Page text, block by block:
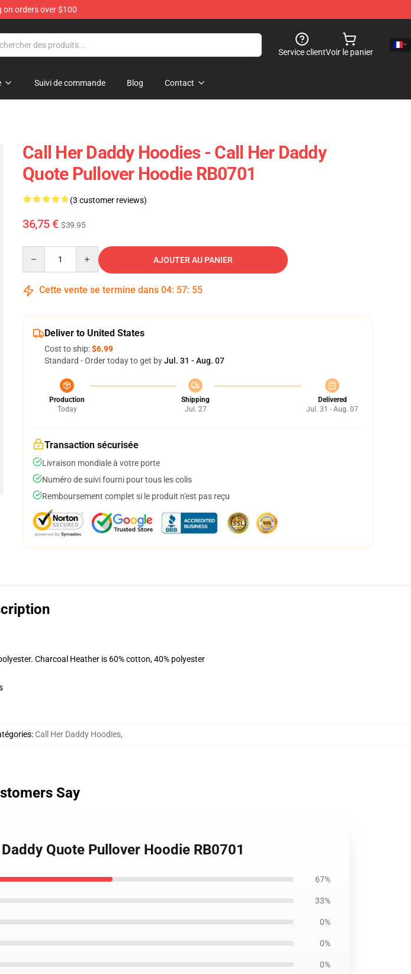
on orders over $100
Service clientVoir le panier
Suivi de commande Blog Contact
Call Her Daddy Hoodies - Call Her Daddy
Quote Pullover Hoodie RB0701
(3 customer reviews)
36,75 € $39.95
AJOUTER AU PANIER
Cette vente se termine dans 04: 57: 54
Deliver to United States
Cost to ship:$6.99
Standard - Order today to get byJul. 31 - Aug. 07
Production
Today
Shipping
Jul. 27
Delivered
Jul. 31 - Aug. 07
Transaction sécurisée
Livraison mondiale à votre porte
Numéro de suivi fourni pour tous les colis
Remboursement complet si le produit n'est pas reçu
Charcoal Heather is 60% cotton, 40% polyester
: Call Her Daddy Hoodies,
Say
Quote Pullover Hoodie RB0701
67%
33%
0%
0%
0%